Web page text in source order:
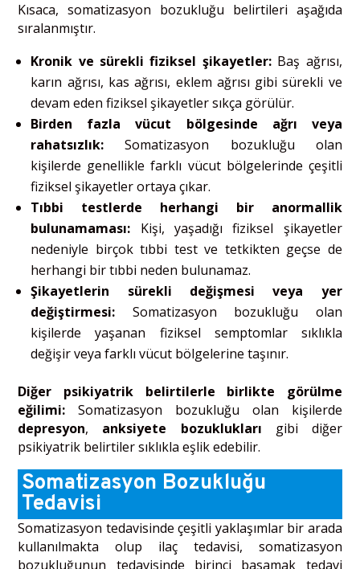
Kısaca, somatizasyon bozukluğu belirtileri aşağıda
sıralanmıştır.
Kronik ve sürekli fiziksel şikayetler:Baş ağrısı,
karın ağrısı, kas ağrısı, eklem ağrısı gibi sürekli ve
devam eden fiziksel şikayetler sıkça görülür.
Birden fazla vücut bölgesinde ağrı veya
rahatsızlık: Somatizasyon bozukluğu olan
kişilerde genellikle farklı vücut bölgelerinde çeşitli
fiziksel şikayetler ortaya çıkar.
Tıbbi testlerde herhangi bir anormallik
bulunamaması: Kişi, yaşadığı fiziksel şikayetler
nedeniyle birçok tıbbi test ve tetkikten geçse de
herhangi bir tıbbi neden bulunamaz.
Şikayetlerin sürekli değişmesi veya yer
değiştirmesi: Somatizasyon bozukluğu olan
kişilerde yaşanan fiziksel semptomlar sıklıkla
değişir veya farklı vücut bölgelerine taşınır.
Diğer psikiyatrik belirtilerle birlikte görülme
eğilimi: Somatizasyon bozukluğu olan kişilerde
depresyon, anksiyete bozuklukları gibi diğer
psikiyatrik belirtiler sıklıkla eşlik edebilir.
Somatizasyon Bozukluğu
Tedavisi
Somatizasyon tedavisinde çeşitli yaklaşımlar bir arada
kullanılmakta olup ilaç tedavisi, somatizasyon
bozukluğunun tedavisinde birinci basamak tedavi